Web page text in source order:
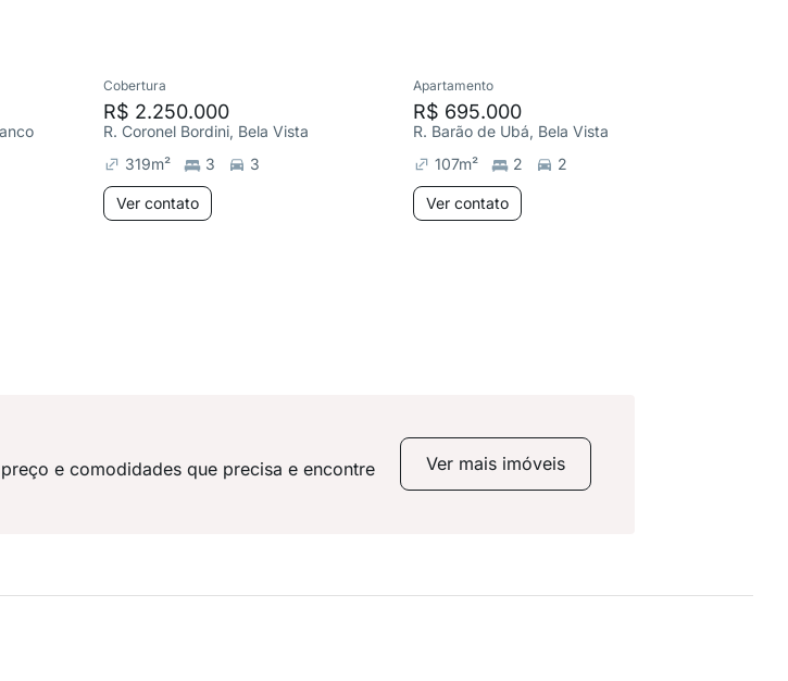
Cobertura
R$ 2.250.000
R. Coronel Bordini, Bela Vista
319m² 3 3
Ver contato
Apartamento
R$ 695.000
R. Barão de Ubá, Bela Vista
107m² 2 2
Ver contato
e comodidades que precisa e encontre
Ver mais imóveis